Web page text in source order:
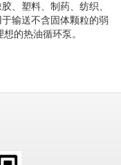
、塑料、制药、纺织、
输送不含固体颗粒的弱
的热油循环泵。